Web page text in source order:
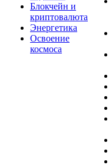
Блокчейн и
криптовалюта
Энергетика
Освоение
космоса